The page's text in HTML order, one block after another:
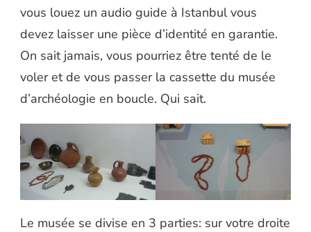
vous louez un audio guide à Istanbul vous
devez laisser une pièce d’identité en garantie.
On sait jamais, vous pourriez être tenté de le
voler et de vous passer la cassette du musée
d’archéologie en boucle. Qui sait.
Le musée se divise en 3 parties: sur votre droite